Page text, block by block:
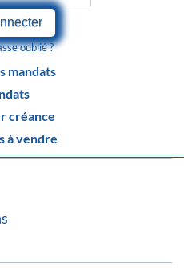
oublié ?
mandats
créance
à vendre